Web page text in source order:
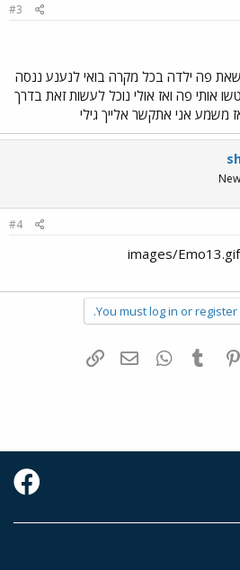
#3
שאת פה ילדה בכל מקרה בואי לנענע ננסה
אותי פה ואז אולי נוכל לעשות זאת בדרך
אני אתקשר אלייך גילי
#4
You must log in or
Pinterest
Tumblr
WhatsAppדואר אלקטרוני